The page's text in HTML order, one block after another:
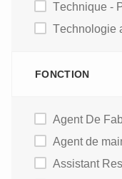
Technique -
Technologie
FONCTION
Agent De
Agent de
Assistant